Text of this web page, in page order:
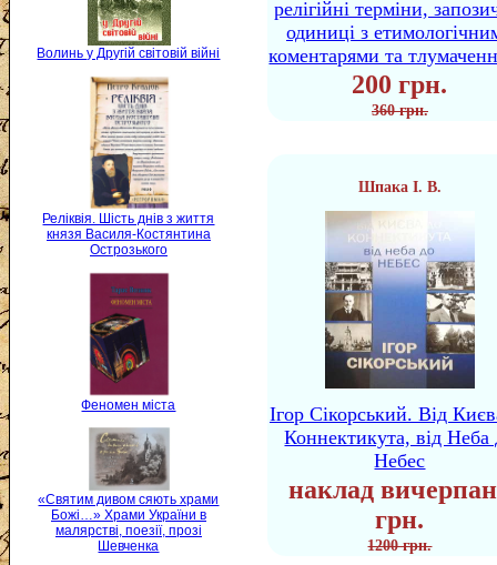
Волинь у Другій світовій війні
Реліквія. Шість днів з життя
князя Василя-Костянтина
Острозького
Феномен міста
«Святим дивом сяють храми
Божі…» Храми України в
малярстві, поезії, прозі
Шевченка
релігійні терміни,
одиниці з
коментарями та
200 грн.
360 грн.
Шпака І. В.
Ігор Сікорський. Від
Коннектикута, від Неба
Небес
наклад
грн.
1200 грн.